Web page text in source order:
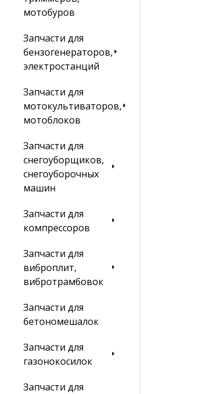
мотобуров
Запчасти для
бензогенераторов,
электростанций
Запчасти для
мотокультиваторов,
мотоблоков
Запчасти для
снегоуборщиков,
снегоуборочных
машин
Запчасти для
компрессоров
Запчасти для
виброплит,
вибротрамбовок
Запчасти для
бетономешалок
Запчасти для
газонокосилок
Запчасти для